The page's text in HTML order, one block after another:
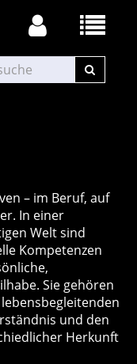
– im Beruf, auf
In einer
Welt sind
Kompetenzen
Sie gehören
und den
Herkunft